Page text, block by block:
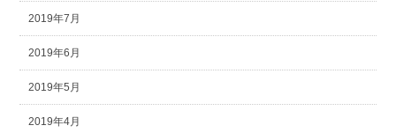
2019年7月
2019年6月
2019年5月
2019年4月